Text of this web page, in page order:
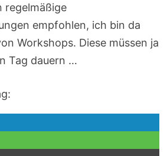
regelmäßige
empfohlen, ich bin da
Workshops. Diese müssen ja
Tag dauern …